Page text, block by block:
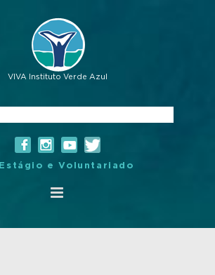
VIVA Instituto Verde Azul
Estágio e Voluntariado